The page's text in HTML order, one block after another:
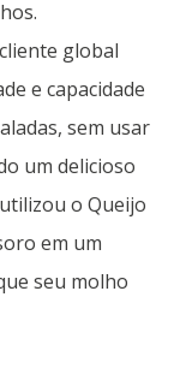
global
e capacidade
sem usar
um delicioso
o Queijo
em um
seu molho